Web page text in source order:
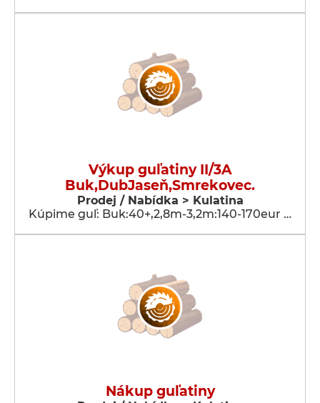
Výkup guľatiny II/3A
Buk,DubJaseň,Smrekovec.
Prodej / Nabídka > Kulatina
Kúpime guľ: Buk:40+,2,8m-3,2m:140-170eur …
Nákup guľatiny